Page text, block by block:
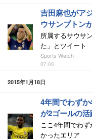
吉田麻也がア
ウサンプトン
所属するサウサ
た」とツイート
Sports Watch
07:00
2015年1月18日
4年間でわず
が2ゴールの活
ここ4年間でわ
かったエリア